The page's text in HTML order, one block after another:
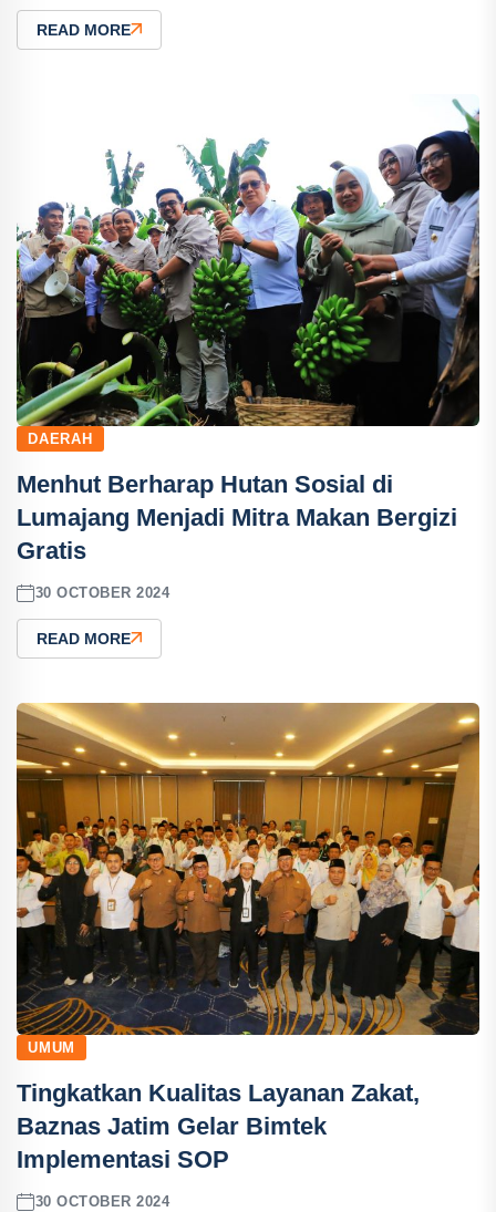
READ MORE
DAERAH
Menhut Berharap Hutan Sosial di
Lumajang Menjadi Mitra Makan Bergizi
Gratis
30 OCTOBER 2024
READ MORE
UMUM
Tingkatkan Kualitas Layanan Zakat,
Baznas Jatim Gelar Bimtek
Implementasi SOP
30 OCTOBER 2024